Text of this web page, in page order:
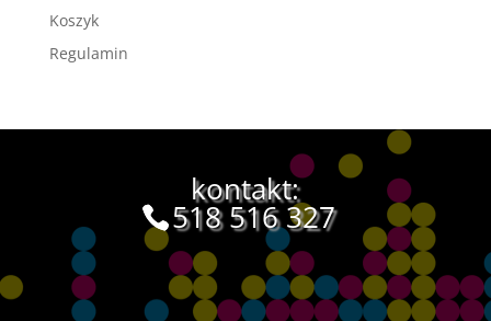
Koszyk
Regulamin
kontakt:
518 516 327